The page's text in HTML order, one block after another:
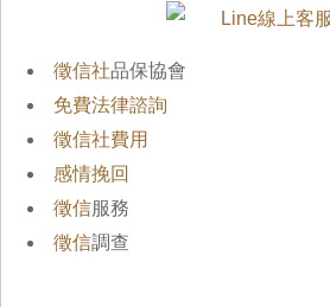
徵信社品保協會
免費法律諮詢
徵信社費用
感情挽回
徵信服務
徵信調查